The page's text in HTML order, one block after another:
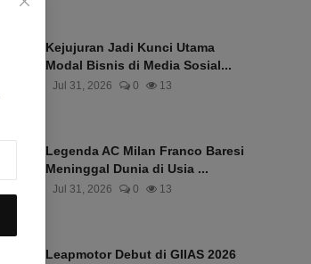
Kejujuran Jadi Kunci Utama
Modal Bisnis di Media Sosial...
Jul 31, 2026 0 13
Legenda AC Milan Franco Baresi
Meninggal Dunia di Usia ...
Jul 31, 2026 0 13
Leapmotor Debut di GIIAS 2026